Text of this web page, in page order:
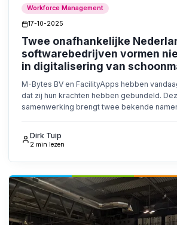
Workforce Management
17-10-2025
Twee onafhankelijke
softwarebedrijven vormen
in digitalisering van
M-Bytes BV en FacilityApps hebben
dat zij hun krachten hebben gebundeld.
samenwerking brengt twee bekende
organisatie ontstaat die een volledig
biedt voor de gehele schoonmaakbranche.
Dirk Tuip
2 min lezen